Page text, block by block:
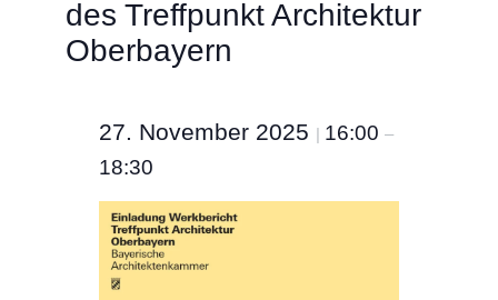
des Treffpunkt Architektur
Oberbayern
27. November 2025 | 16:00 –
18:30